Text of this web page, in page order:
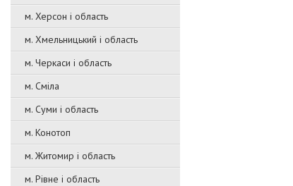
м. Херсон і область
м. Хмельницький і область
м. Черкаси і область
м. Сміла
м. Суми і область
м. Конотоп
м. Житомир і область
м. Рівне і область